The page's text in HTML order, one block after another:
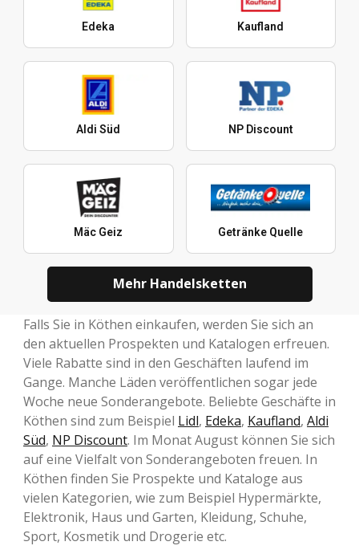
Edeka Kaufland
Aldi Süd NP Discount
Mäc Geiz Getränke Quelle
Mehr Handelsketten
Falls Sie in Köthen einkaufen, werden Sie sich an
den aktuellen Prospekten und Katalogen erfreuen.
Viele Rabatte sind in den Geschäften laufend im
Gange. Manche Läden veröffentlichen sogar jede
Woche neue Sonderangebote. Beliebte Geschäfte in
Köthen sind zum Beispiel Lidl, Edeka, Kaufland, Aldi
Süd, NP Discount. Im Monat August können Sie sich
auf eine Vielfalt von Sonderangeboten freuen. In
Köthen finden Sie Prospekte und Kataloge aus
vielen Kategorien, wie zum Beispiel Hypermärkte,
Elektronik, Haus und Garten, Kleidung, Schuhe,
Sport, Kosmetik und Drogerie etc.